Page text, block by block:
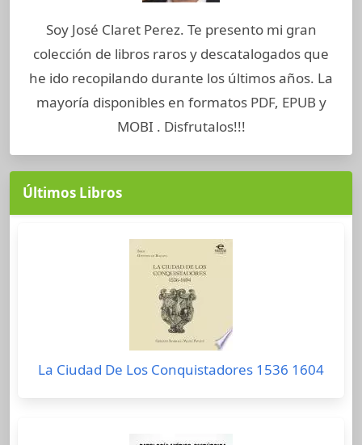
Soy José Claret Perez. Te presento mi gran
colección de libros raros y descatalogados que
he ido recopilando durante los últimos años. La
mayoría disponibles en formatos PDF, EPUB y
MOBI . Disfrutalos!!!
Últimos Libros
La Ciudad De Los Conquistadores 1536 1604